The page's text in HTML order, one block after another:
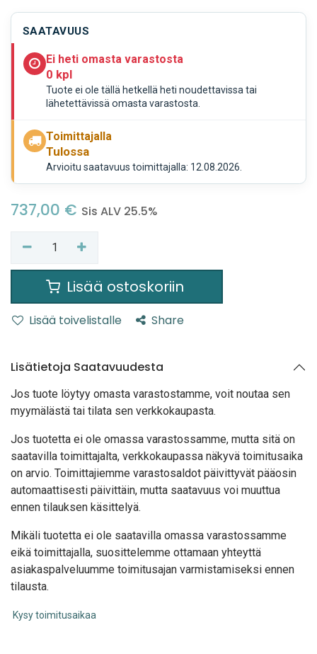
SAATAVUUS
Ei heti omasta varastosta
0 kpl
Tuote ei ole tällä hetkellä heti noudettavissa tai
lähetettävissä omasta varastosta.
Toimittajalla
Tulossa
Arvioitu saatavuus toimittajalla: 12.08.2026.
737,00 € Sis ALV 25.5%
Lisää ostoskoriin
Lisää toivelistalle Share
Lisätietoja Saatavuudesta
Jos tuote löytyy omasta varastostamme, voit noutaa sen
myymälästä tai tilata sen verkkokaupasta.
Jos tuotetta ei ole omassa varastossamme, mutta sitä on
saatavilla toimittajalta, verkkokaupassa näkyvä toimitusaika
on arvio. Toimittajiemme varastosaldot päivittyvät pääosin
automaattisesti päivittäin, mutta saatavuus voi muuttua
ennen tilauksen käsittelyä.
Mikäli tuotetta ei ole saatavilla omassa varastossamme
eikä toimittajalla, suosittelemme ottamaan yhteyttä
asiakaspalveluumme toimitusajan varmistamiseksi ennen
tilausta.
Kysy toimitusaikaa